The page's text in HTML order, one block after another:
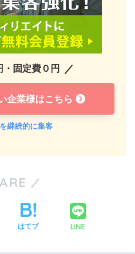
固定費０円
企業様はこちら
継続的に集客
はてブ LINE